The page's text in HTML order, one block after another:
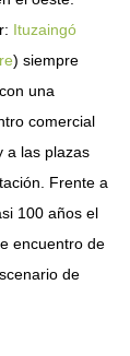
Ituzaingó
) siempre
una
comercial
a las plazas
Frente a
100 años el
encuentro de
de